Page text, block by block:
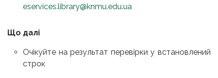
eservices.library@knmu.edu.ua
Що далі
Очікуйте на результат перевірки у встановлений
строк